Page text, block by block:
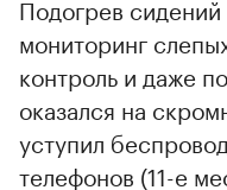
Подогрев
мониторинг
контроль и даже
оказался на
уступил
телефонов (11-е